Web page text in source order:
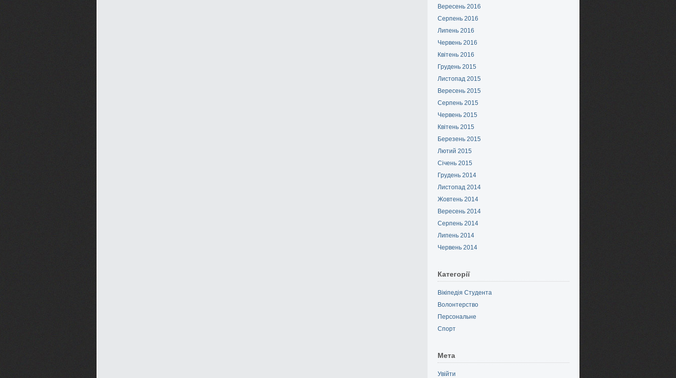
Вересень 2016
Серпень 2016
Липень 2016
Червень 2016
Квітень 2016
Грудень 2015
Листопад 2015
Вересень 2015
Серпень 2015
Червень 2015
Квітень 2015
Березень 2015
Лютий 2015
Січень 2015
Грудень 2014
Листопад 2014
Жовтень 2014
Вересень 2014
Серпень 2014
Липень 2014
Червень 2014
Категорії
Вікіпедія Студента
Волонтерство
Персональне
Спорт
Мета
Увійти